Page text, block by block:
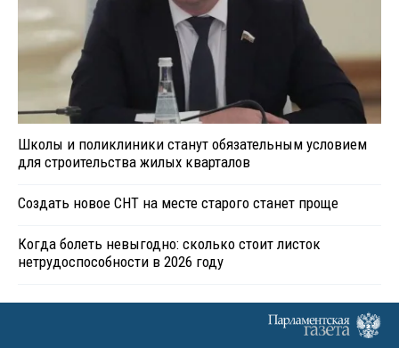
Школы и поликлиники станут обязательным условием
для строительства жилых кварталов
Создать новое СНТ на месте старого станет проще
Когда болеть невыгодно: сколько стоит листок
нетрудоспособности в 2026 году